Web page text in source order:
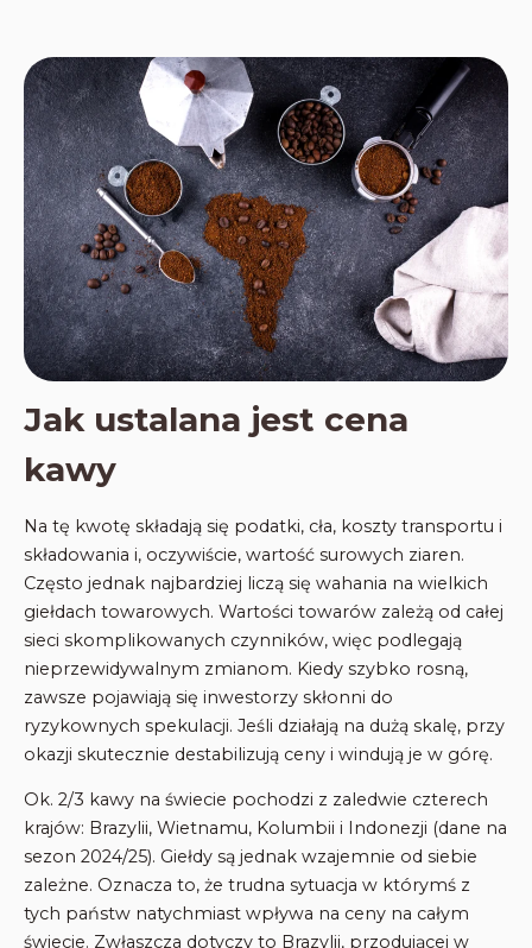
Jak ustalana jest cena
kawy
Na tę kwotę składają się podatki, cła, koszty transportu i
składowania i, oczywiście, wartość surowych ziaren.
Często jednak najbardziej liczą się wahania na wielkich
giełdach towarowych. Wartości towarów zależą od całej
sieci skomplikowanych czynników, więc podlegają
nieprzewidywalnym zmianom. Kiedy szybko rosną,
zawsze pojawiają się inwestorzy skłonni do
ryzykownych spekulacji. Jeśli działają na dużą skalę, przy
okazji skutecznie destabilizują ceny i windują je w górę.
Ok. 2/3 kawy na świecie pochodzi z zaledwie czterech
krajów: Brazylii, Wietnamu, Kolumbii i Indonezji (dane na
sezon 2024/25). Giełdy są jednak wzajemnie od siebie
zależne. Oznacza to, że trudna sytuacja w którymś z
tych państw natychmiast wpływa na ceny na całym
świecie. Zwłaszcza dotyczy to Brazylii, przodującej w